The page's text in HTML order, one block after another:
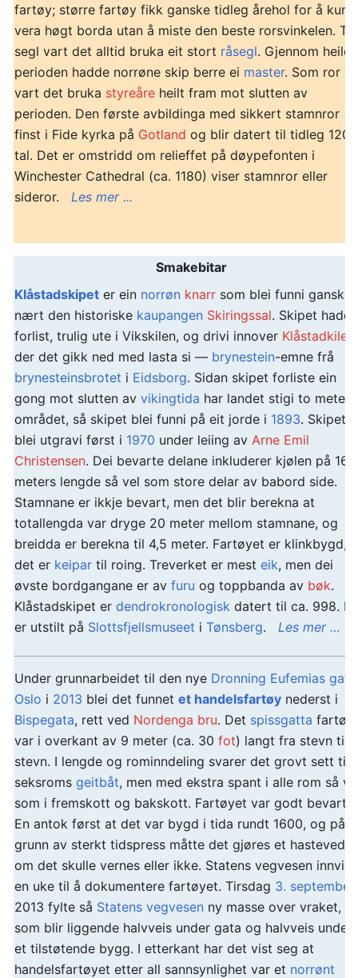
fartøy; større fartøy fikk ganske tidleg årehol for å
vera høgt borda utan å miste den beste rorsvinkelen. Til
segl vart det alltid bruka eit stort råsegl. Gjennom heile
perioden hadde norrøne skip berre ei master. Som ror
vart det bruka styreåre heilt fram mot slutten av
perioden. Den første avbildinga med sikkert stamnror
finst i Fide kyrka på Gotland og blir datert til tidleg
tal. Det er omstridd om relieffet på døypefonten i
Winchester Cathedral (ca. 1180) viser stamnror eller
sideror. Les mer ...
Smakebitar
Klåstadskipet er ein norrøn knarr som blei funni ganske
nært den historiske kaupangen Skiringssal. Skipet hadde
forlist, trulig ute i Vikskilen, og drivi innover Klåstadkilen
der det gikk ned med lasta si — brynestein-emne frå
brynesteinsbrotet i Eidsborg. Sidan skipet forliste ein
gong mot slutten av vikingtida har landet stigi to meter i
området, så skipet blei funni på eit jorde i 1893. Skipet
blei utgravi først i 1970 under leiing av Arne Emil
Christensen. Dei bevarte delane inkluderer kjølen på
meters lengde så vel som store delar av babord side.
Stamnane er ikkje bevart, men det blir berekna at
totallengda var dryge 20 meter mellom stamnane, og
breidda er berekna til 4,5 meter. Fartøyet er klinkbygd,
det er keipar til roing. Treverket er mest eik, men dei
øvste bordgangane er av furu og toppbanda av bøk.
Klåstadskipet er dendrokronologisk datert til ca. 998.
er utstilt på Slottsfjellsmuseet i Tønsberg. Les mer …
Under grunnarbeidet til den nye Dronning Eufemias gate
Oslo i 2013 blei det funnet et handelsfartøy nederst i
Bispegata, rett ved Nordenga bru. Det spissgatta
var i overkant av 9 meter (ca. 30 fot) langt fra stevn til
stevn. I lengde og rominndeling svarer det grovt sett til
seksroms geitbåt, men med ekstra spant i alle rom så
som i fremskott og bakskott. Fartøyet var godt bevart.
En antok først at det var bygd i tida rundt 1600, og på
grunn av sterkt tidspress måtte det gjøres et
om det skulle vernes eller ikke. Statens vegvesen
en uke til å dokumentere fartøyet. Tirsdag 3. september
2013 fylte så Statens vegvesen ny masse over vraket,
som blir liggende halvveis under gata og halvveis under
et tilstøtende bygg. I etterkant har det vist seg at
handelsfartøyet etter all sannsynlighet var et norrønt